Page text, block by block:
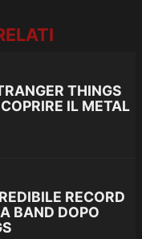
THINGS
IL METAL
RECORD
BAND DOPO